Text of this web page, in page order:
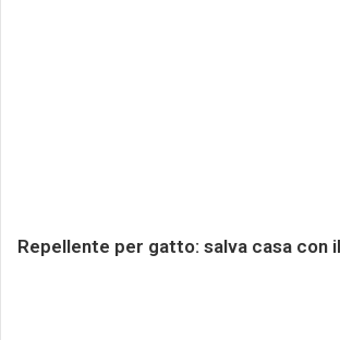
Repellente per gatto: salva casa con